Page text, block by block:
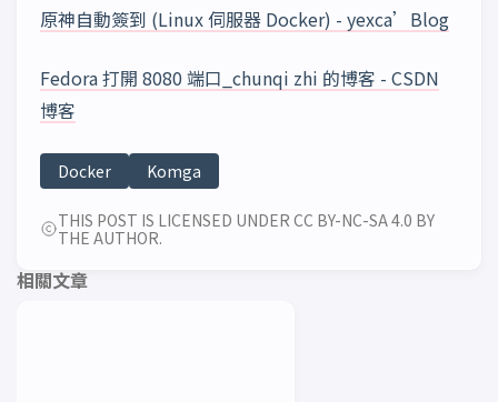
原神自動簽到 (Linux 伺服器 Docker) - yexca’Blog
Fedora 打開 8080 端口_chunqi zhi 的博客 - CSDN
博客
Docker Komga
THIS POST IS LICENSED UNDER CC BY-NC-SA 4.0 BY
THE AUTHOR.
相關文章